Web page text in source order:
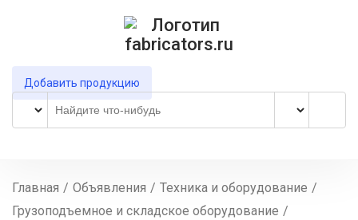
Добавить продукцию
Главная / Объявления / Техника и оборудование /
Грузоподъемное и складское оборудование /